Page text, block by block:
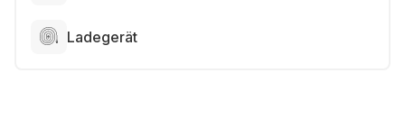
Ladegerät